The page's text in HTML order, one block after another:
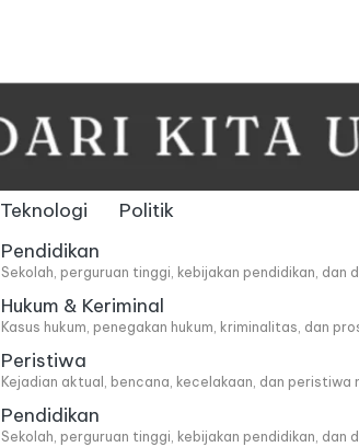
Teknologi
Politik
Pendidikan
Sekolah, perguruan tinggi, kebijakan pendidikan, dan
Hukum & Keriminal
Kasus hukum, penegakan hukum, kriminalitas, dan
Peristiwa
Kejadian aktual, bencana, kecelakaan, dan peristiwa
Pendidikan
Sekolah, perguruan tinggi, kebijakan pendidikan, dan